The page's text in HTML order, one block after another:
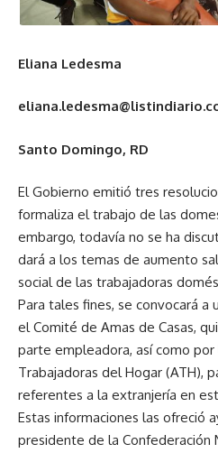
Eliana Ledesma
Santo Domingo, RD
El Gobierno emitió tres
formaliza el trabajo de las
embargo, todavía no se ha
dará a los temas de aumento
social de las trabajadoras
Para tales fines, se convocará
el Comité de Amas de Casas,
parte empleadora, así como por
Trabajadoras del Hogar (ATH),
referentes a la extranjería en
Estas informaciones las ofreció
presidente de la Confederación